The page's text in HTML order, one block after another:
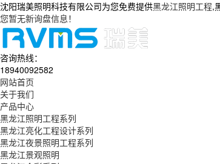
沈阳瑞美照明科技有限公司为您免费提供黑龙江照明工程,
您暂无新询盘信息！
咨询热线：
18940092582
网站首页
关于我们
产品中心
黑龙江照明工程系列
黑龙江亮化工程设计系列
黑龙江夜景照明工程系列
黑龙江景观照明